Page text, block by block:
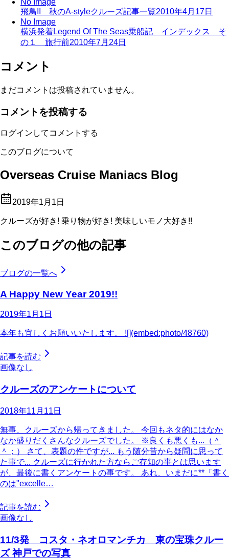
No Image
飛鳥II 秋のA-styleクルーズ記事一覧2010年4月17日
No Image
横浜発着Legend Of The Seas乗船記 インデックス そ
の１ 旅行前2010年7月24日
コメント
まだコメントは投稿されていません。
コメントを投稿する
ログインしてコメントする
このブログについて
Overseas Cruise Maniacs Blog
2019年1月1日
クルーズが好き! 乗り物が好き! 美味しいモノ大好き!!
このブログの他の記事
ブログの一覧へ
A Happy New Year 2019!!
2019年1月1日
本年も宜しくお願いいたします。 ![](embed:photo/48760)
記事を読む
画像なし
クルーズのアンケートについて
2018年11月11日
無事、クルーズから帰ってきました。 今回もネタ的にはなか
なか盛りだくさんなクルーズでした。 ※良くも悪くも...（＾
＾；） さて、表題の件ですが... もう随分昔から疑問に思って
た事で... クルーズに行かれた方ならご存知の事とは思います
が、最後に書くアンケートの事です。 あれ、いまだに**「書く
のは"excelle…
記事を読む
画像なし
11/3発 コスタ・ネオロマンチカ 東の宝珠クルー
ズ 神戸での写真